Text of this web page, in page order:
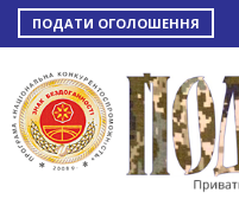
ПОДАТИ ОГОЛОШЕННЯ